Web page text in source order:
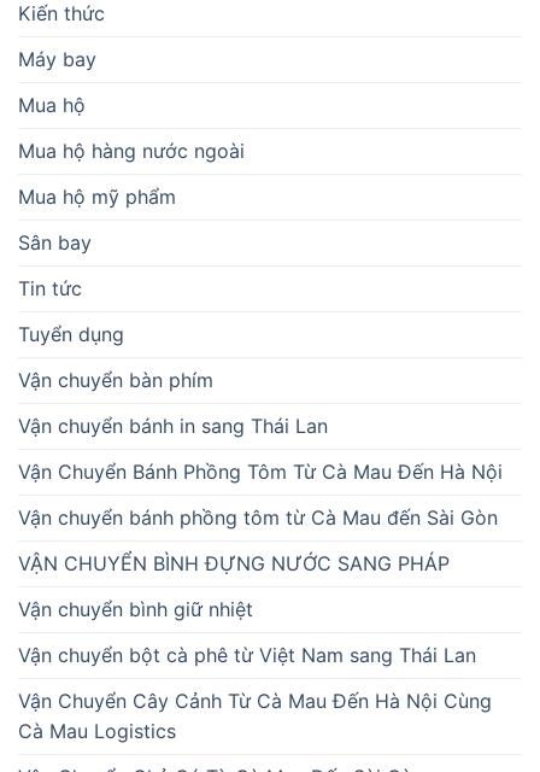
Kiến thức
Máy bay
Mua hộ
Mua hộ hàng nước ngoài
Mua hộ mỹ phẩm
Sân bay
Tin tức
Tuyển dụng
Vận chuyển bàn phím
Vận chuyển bánh in sang Thái Lan
Vận Chuyển Bánh Phồng Tôm Từ Cà Mau Đến Hà Nội
Vận chuyển bánh phồng tôm từ Cà Mau đến Sài Gòn
VẬN CHUYỂN BÌNH ĐỰNG NƯỚC SANG PHÁP
Vận chuyển bình giữ nhiệt
Vận chuyển bột cà phê từ Việt Nam sang Thái Lan
Vận Chuyển Cây Cảnh Từ Cà Mau Đến Hà Nội Cùng
Cà Mau Logistics